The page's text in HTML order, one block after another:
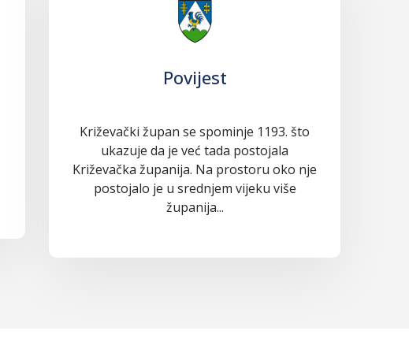
Povijest
Križevački župan se spominje 1193. što
ukazuje da je već tada postojala
Križevačka županija. Na prostoru oko nje
postojalo je u srednjem vijeku više
županija...